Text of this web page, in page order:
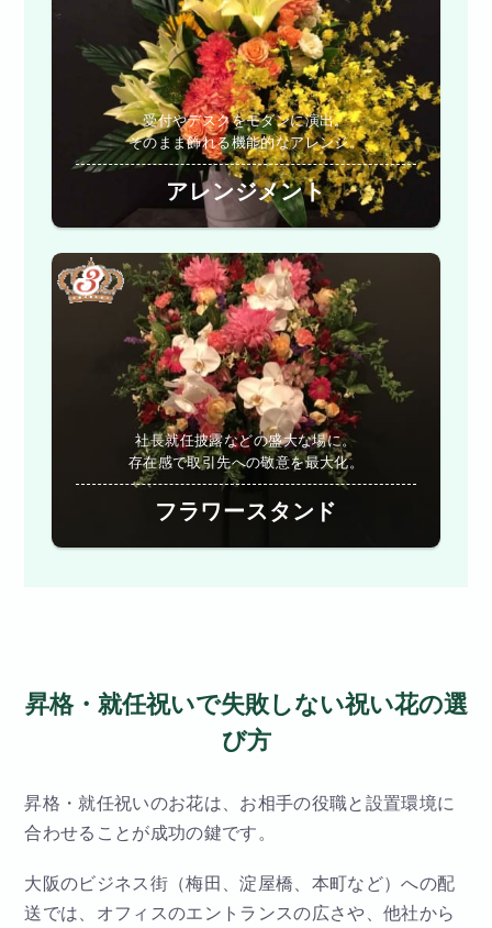
受付やデスクをモダンに演出。
そのまま飾れる機能的なアレンジ。
アレンジメント
社長就任披露などの盛大な場に。
存在感で取引先への敬意を最大化。
フラワースタンド
昇格・就任祝いで失敗しない祝い花の選
び方
昇格・就任祝いのお花は、お相手の役職と設置環境に
合わせることが成功の鍵です。
大阪のビジネス街（梅田、淀屋橋、本町など）への配
送では、オフィスのエントランスの広さや、他社から